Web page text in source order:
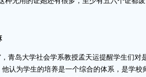
岛大学社会学系教授孟天运提醒学生们对
认为学生的培养是一个综合的体系，是学校